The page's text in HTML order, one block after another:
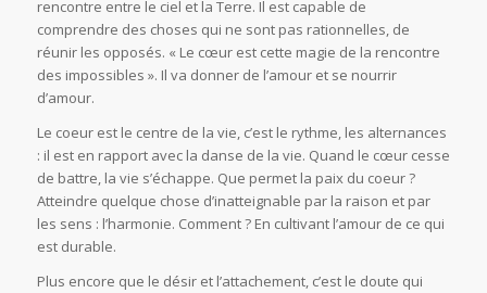
rencontre entre le ciel et la Terre. Il est capable de
comprendre des choses qui ne sont pas rationnelles, de
réunir les opposés. « Le cœur est cette magie de la rencontre
des impossibles ». Il va donner de l’amour et se nourrir
d’amour.
Le coeur est le centre de la vie, c’est le rythme, les alternances
: il est en rapport avec la danse de la vie. Quand le cœur cesse
de battre, la vie s’échappe. Que permet la paix du coeur ?
Atteindre quelque chose d’inatteignable par la raison et par
les sens : l’harmonie. Comment ? En cultivant l’amour de ce qui
est durable.
Plus encore que le désir et l’attachement, c’est le doute qui